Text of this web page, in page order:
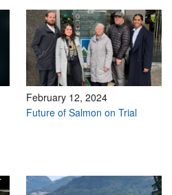
February 12, 2024
Future of Salmon on Trial